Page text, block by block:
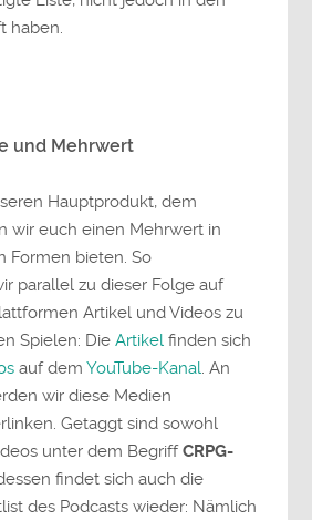
haben.
und Mehrwert
Hauptprodukt, dem
wir euch einen Mehrwert in
Formen bieten. So
parallel zu dieser Folge auf
Artikel und Videos zu
Spielen: DieArtikel finden sich
auf demYouTube-Kanal. An
wir diese Medien
Getaggt sind sowohl
unter dem BegriffCRPG-
findet sich auch die
des Podcasts wieder: Nämlich